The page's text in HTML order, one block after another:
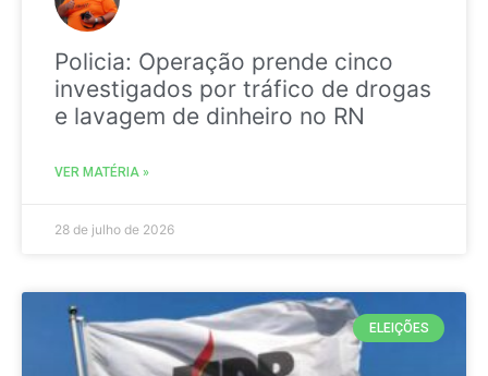
Policia: Operação prende cinco
investigados por tráfico de drogas
e lavagem de dinheiro no RN
VER MATÉRIA »
28 de julho de 2026
ELEIÇÕES